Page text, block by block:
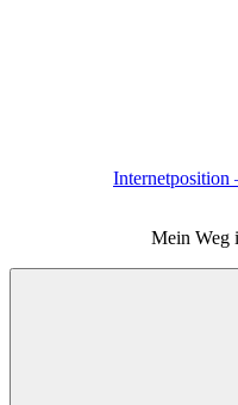
Internetposition
Mein Weg